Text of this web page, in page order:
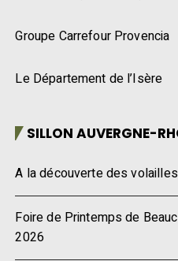
Groupe Carrefour Provencia
Le Département de l’Isère
SILLON AUVERGNE-
A la découverte des
Foire de Printemps de
2026